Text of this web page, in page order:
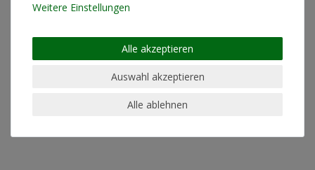
Schnitt
nein
geeignet für chemische
nein
nein
Weitere Einstellungen
Alle akzeptieren
Auswahl akzeptieren
Alle ablehnen